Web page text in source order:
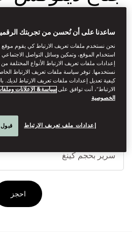
الشاطئ
طلب في أي وقت بينما يشكل تراس جناحك
استمتع بامتيازات حصرية، تشمل فطورًا
بعد الظهر، ومُقبّلاتٍ مسائية.
احجز
ساعدنا على أن نُحسن من تجربتك
نحن نستخدم ملفات تعريف الارتباط كي يقوم موقع
استخدام الموقع، وتمكين وسائل التواصل
إعدادات ملفات تعريف الارتباط الأنواع المختلفة
نستخدمها. توفر سياسة ملفات تعريف الارتباط
كيفية تعديل إعدادات ملفات تعريف الارتباط
الارتباط”، أنت توافق علىسياسة& الإعلانات
الخصوصية
إعدادات ملف تعريف الارتباط